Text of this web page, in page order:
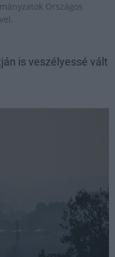
Országos
is veszélyessé vált